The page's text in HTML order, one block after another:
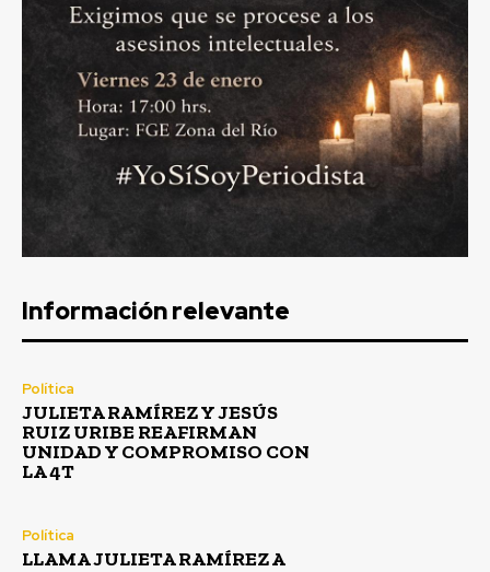
Información relevante
Política
JULIETA RAMÍREZ Y JESÚS
RUIZ URIBE REAFIRMAN
UNIDAD Y COMPROMISO CON
LA 4T
Política
LLAMA JULIETA RAMÍREZ A